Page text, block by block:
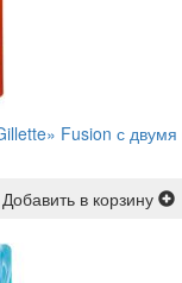
Fusion с двумя
Добавить в корзину